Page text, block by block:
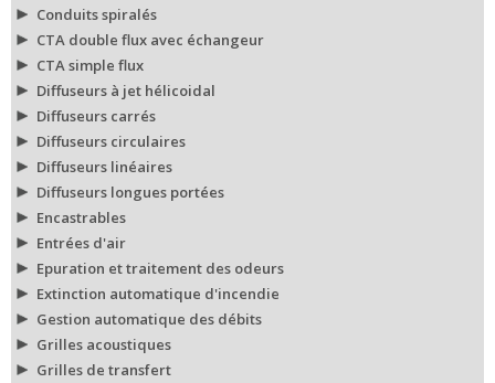
Conduits spiralés
CTA double flux avec échangeur
CTA simple flux
Diffuseurs à jet hélicoidal
Diffuseurs carrés
Diffuseurs circulaires
Diffuseurs linéaires
Diffuseurs longues portées
Encastrables
Entrées d'air
Epuration et traitement des odeurs
Extinction automatique d'incendie
Gestion automatique des débits
Grilles acoustiques
Grilles de transfert